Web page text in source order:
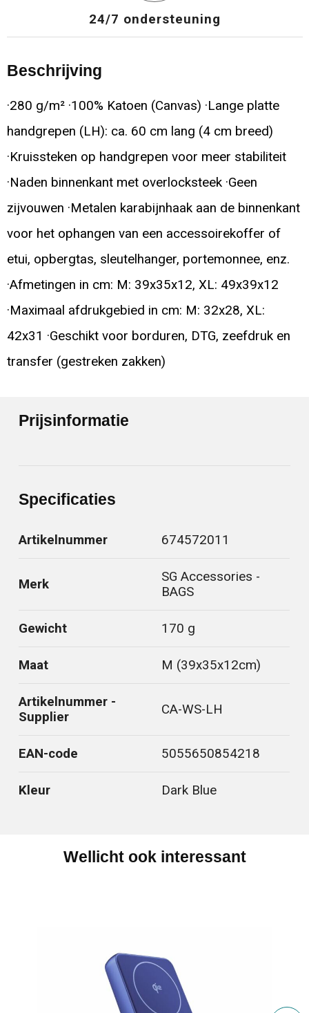
24/7 ondersteuning
Beschrijving
·280 g/m² ·100% Katoen (Canvas) ·Lange platte
handgrepen (LH): ca. 60 cm lang (4 cm breed)
·Kruissteken op handgrepen voor meer stabiliteit
·Naden binnenkant met overlocksteek ·Geen
zijvouwen ·Metalen karabijnhaak aan de binnenkant
voor het ophangen van een accessoirekoffer of
etui, opbergtas, sleutelhanger, portemonnee, enz.
·Afmetingen in cm: M: 39x35x12, XL: 49x39x12
·Maximaal afdrukgebied in cm: M: 32x28, XL:
42x31 ·Geschikt voor borduren, DTG, zeefdruk en
transfer (gestreken zakken)
Prijsinformatie
Specificaties
Artikelnummer 674572011
Merk
SG Accessories -
BAGS
Gewicht 170 g
Maat M (39x35x12cm)
Artikelnummer -
Supplier
CA-WS-LH
EAN-code 5055650854218
Kleur Dark Blue
Wellicht ook interessant